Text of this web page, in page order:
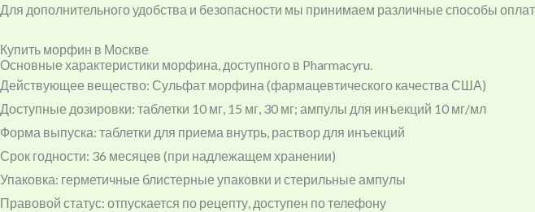
Для дополнительного удобства и безопасности мы принимаем различные способы
Купить морфин в Москве
Основные характеристики морфина, доступного в Pharmacyru.
Действующее вещество: Сульфат морфина (фармацевтического качества США)
Доступные дозировки: таблетки 10 мг, 15 мг, 30 мг; ампулы для инъекций 10 мг/мл
Форма выпуска: таблетки для приема внутрь, раствор для инъекций
Срок годности: 36 месяцев (при надлежащем хранении)
Упаковка: герметичные блистерные упаковки и стерильные ампулы
Правовой статус: отпускается по рецепту, доступен по телефону